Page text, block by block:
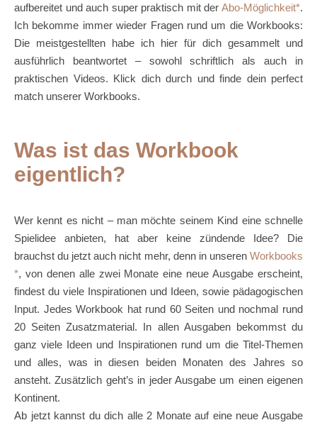
aufbereitet und auch super praktisch mit der Abo-Möglichkeit .
Ich bekomme immer wieder Fragen rund um die Workbooks:
Die meistgestellten habe ich hier für dich gesammelt und
ausführlich beantwortet – sowohl schriftlich als auch in
praktischen Videos. Klick dich durch und finde dein perfect
match unserer Workbooks.
Was ist das Workbook
eigentlich?
Wer kennt es nicht – man möchte seinem Kind eine schnelle
Spielidee anbieten, hat aber keine zündende Idee? Die
brauchst du jetzt auch nicht mehr, denn in unseren Workbooks
, von denen alle zwei Monate eine neue Ausgabe erscheint,
findest du viele Inspirationen und Ideen, sowie pädagogischen
Input. Jedes Workbook hat rund 60 Seiten und nochmal rund
20 Seiten Zusatzmaterial. In allen Ausgaben bekommst du
ganz viele Ideen und Inspirationen rund um die Titel-Themen
und alles, was in diesen beiden Monaten des Jahres so
ansteht. Zusätzlich geht’s in jeder Ausgabe um einen eigenen
Kontinent.
Ab jetzt kannst du dich alle 2 Monate auf eine neue Ausgabe